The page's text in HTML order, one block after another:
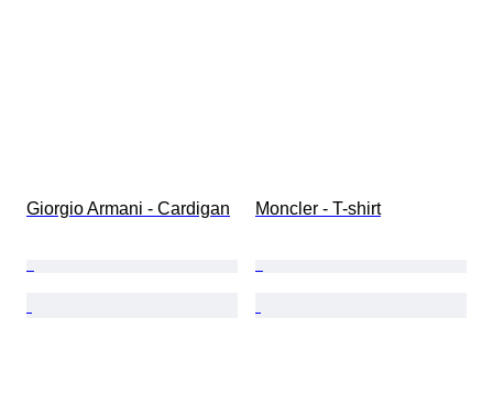
Giorgio Armani - Cardigan Moncler - T-shirt